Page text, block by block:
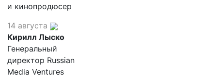
и кинопродюсер
14 августа
Кирилл Лыско
Генеральный
директор Russian
Media Ventures